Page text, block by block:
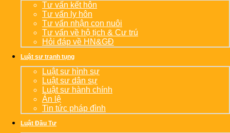
Tư vấn kết hôn
Tư vấn ly hôn
Tư vấn nhận con nuôi
Tư vấn về hộ tịch & Cư trú
Hỏi đáp về HN&GĐ
Luật sư tranh tụng
Luật sư hình sự
Luật sư dân sự
Luật sư hành chính
Án lệ
Tin tức pháp đình
Luật Đầu Tư